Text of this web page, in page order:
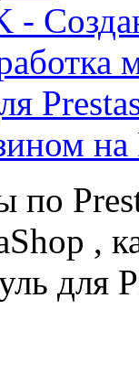
на
,
для